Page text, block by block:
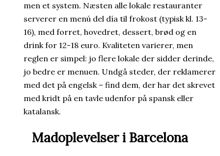
men et system. Næsten alle lokale restauranter
serverer en menú del día til frokost (typisk kl. 13-
16), med forret, hovedret, dessert, brød og en
drink for 12-18 euro. Kvaliteten varierer, men
reglen er simpel: jo flere lokale der sidder derinde,
jo bedre er menuen. Undgå steder, der reklamerer
med det på engelsk – find dem, der har det skrevet
med kridt på en tavle udenfor på spansk eller
katalansk.
Madoplevelser i Barcelona